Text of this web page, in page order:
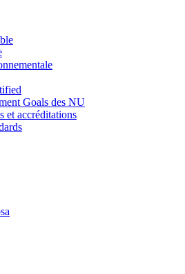
Goals des NU
et accréditations